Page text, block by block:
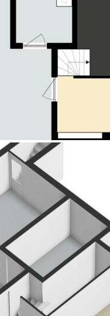
zie
kunt u contact
Tom van
geen rechten worden
10% van de
2 weken nadat
bij de
voor eigen
te (laten)
te raadplegen
in de staat
van zowel koper
gesteld dat een
tot deze
komt nadat
hebben